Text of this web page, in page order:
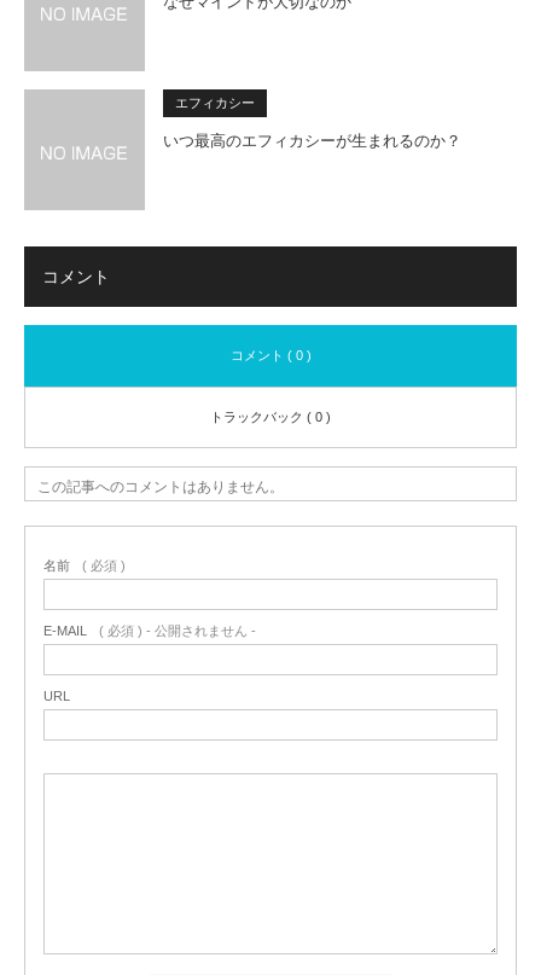
エフィカシー
いつ最高のエフィカシーが生まれるのか？
コメント
コメント ( 0 )
トラックバック ( 0 )
この記事へのコメントはありません。
名前 ( 必須 )
E-MAIL ( 必須 ) - 公開されません -
URL